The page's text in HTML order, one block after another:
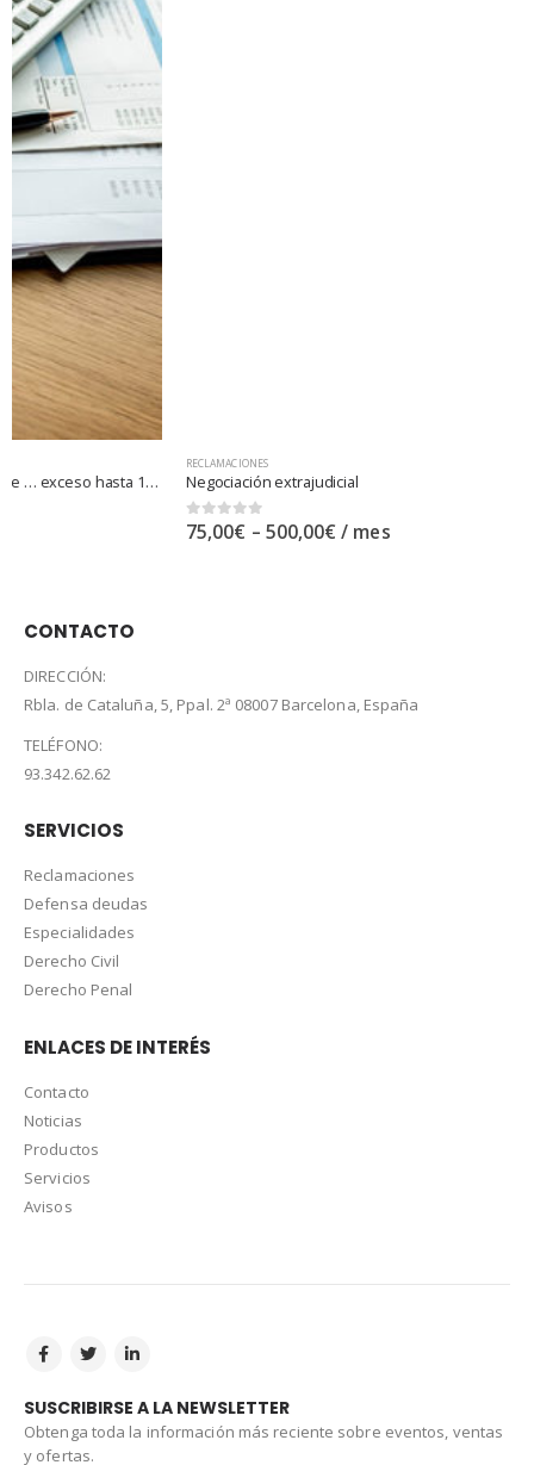
Negociación extrajudicial
/ mes
CONTACTO
DIRECCIÓN:
Rbla. de Cataluña, 5, Ppal. 2ª 08007 Barcelona, España
TELÉFONO:
93.342.62.62
SERVICIOS
Reclamaciones
Defensa deudas
Especialidades
Derecho Civil
Derecho Penal
ENLACES DE INTERÉS
Contacto
Noticias
Productos
Servicios
Avisos
SUSCRIBIRSE A LA NEWSLETTER
Obtenga toda la información más reciente sobre eventos, ventas
y ofertas.